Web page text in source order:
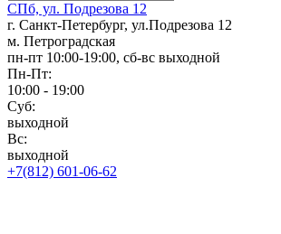
СПб, ул. Подрезова 12
г. Санкт-Петербург, ул.Подрезова 12
м. Петроградская
пн-пт 10:00-19:00, сб-вс выходной
Пн-Пт:
10:00 - 19:00
Суб:
выходной
Вс:
выходной
+7(812) 601-06-62